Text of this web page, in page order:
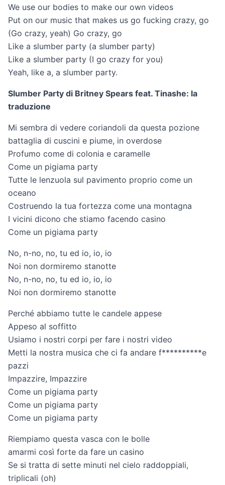
We use our bodies to make our own videos
Put on our music that makes us go fucking crazy, go
(Go crazy, yeah) Go crazy, go
Like a slumber party (a slumber party)
Like a slumber party (I go crazy for you)
Yeah, like a, a slumber party.
Slumber Party di Britney Spears feat. Tinashe: la
traduzione
Mi sembra di vedere coriandoli da questa pozione
battaglia di cuscini e piume, in overdose
Profumo come di colonia e caramelle
Come un pigiama party
Tutte le lenzuola sul pavimento proprio come un
oceano
Costruendo la tua fortezza come una montagna
I vicini dicono che stiamo facendo casino
Come un pigiama party
No, n-no, no, tu ed io, io, io
Noi non dormiremo stanotte
No, n-no, no, tu ed io, io, io
Noi non dormiremo stanotte
Perché abbiamo tutte le candele appese
Appeso al soffitto
Usiamo i nostri corpi per fare i nostri video
Metti la nostra musica che ci fa andare f**********e
pazzi
Impazzire, Impazzire
Come un pigiama party
Come un pigiama party
Come un pigiama party
Riempiamo questa vasca con le bolle
amarmi così forte da fare un casino
Se si tratta di sette minuti nel cielo raddoppiali,
triplicali (oh)